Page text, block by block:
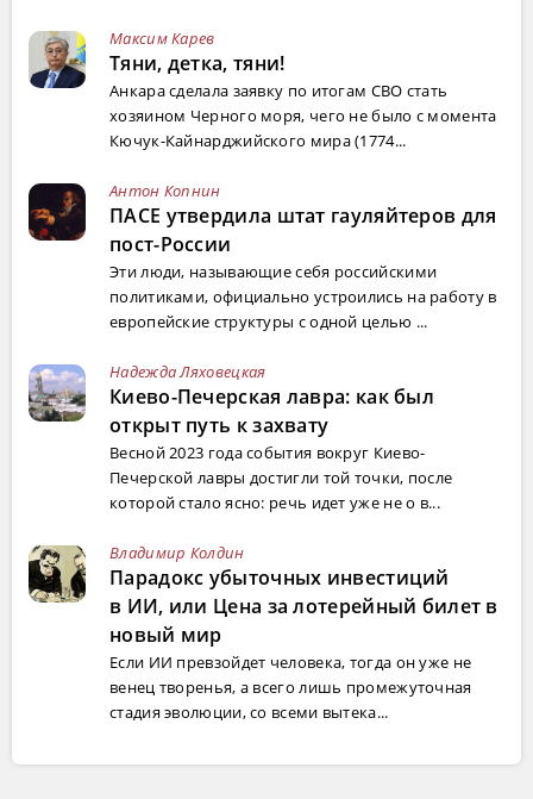
Максим Карев
Тяни, детка, тяни!
Анкара сделала заявку по итогам СВО стать
хозяином Черного моря, чего не было с момента
Кючук-Кайнарджийского мира (1774...
Антон Копнин
ПАСЕ утвердила штат гауляйтеров для
пост-России
Эти люди, называющие себя российскими
политиками, официально устроились на работу в
европейские структуры с одной целью ...
Надежда Ляховецкая
Киево-Печерская лавра: как был
открыт путь к захвату
Весной 2023 года события вокруг Киево-
Печерской лавры достигли той точки, после
которой стало ясно: речь идет уже не о в...
Владимир Колдин
Парадокс убыточных инвестиций
в ИИ, или Цена за лотерейный билет в
новый мир
Если ИИ превзойдет человека, тогда он уже не
венец творенья, а всего лишь промежуточная
стадия эволюции, со всеми вытека...